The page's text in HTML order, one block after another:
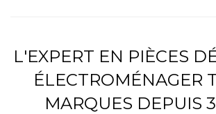
L'EXPERT EN PIÈCES
ÉLECTROMÉNAGER
MARQUES DEPUIS